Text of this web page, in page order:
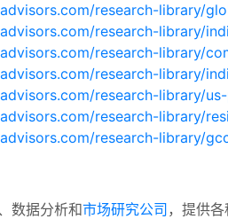
research-library/
research-library/
research-library/
research-library/
research-library/
research-library/
research-library/
数据分析和市场研究公司 ，提供